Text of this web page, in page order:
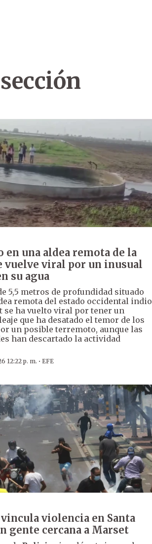
en una aldea remota de la
vuelve viral por un inusual
su agua
5,5 metros de profundidad situado
remota del estado occidental indio
se ha vuelto viral por tener un
que ha desatado el temor de los
un posible terremoto, aunque las
han descartado la actividad
12:22 p. m. ·EFE
violencia en Santa
gente cercana a Marset